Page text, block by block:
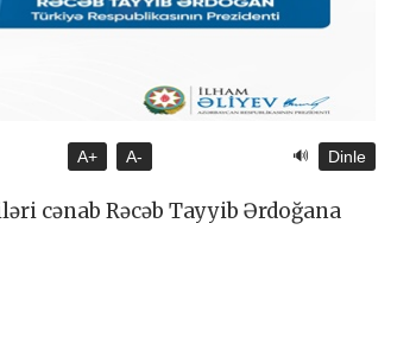
A+ A- 🔊 Dinle
cənab Rəcəb Tayyib Ərdoğana